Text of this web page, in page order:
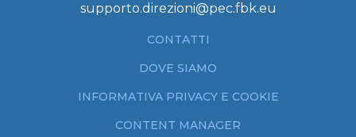
supporto.direzioni@pec.fbk.eu
CONTATTI
DOVE SIAMO
INFORMATIVA PRIVACY E COOKIE
CONTENT MANAGER